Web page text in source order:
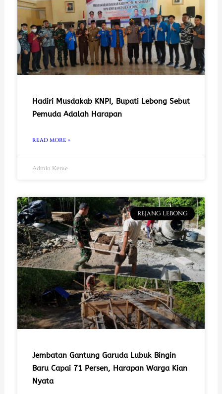
Hadiri Musdakab KNPI, Bupati Lebong Sebut
Pemuda Adalah Harapan
READ MORE »
Admin Keme
REJANG LEBONG
Jembatan Gantung Garuda Lubuk Bingin
Baru Capai 71 Persen, Harapan Warga Kian
Nyata